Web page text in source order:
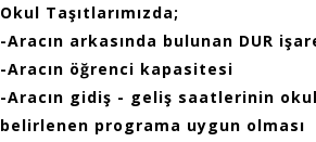
Okul Taşıtlarımızda;
-Aracın arkasında bulunan DUR
-Aracın öğrenci kapasitesi
-Aracın gidiş - geliş saatlerinin
belirlenen programa uygun olması